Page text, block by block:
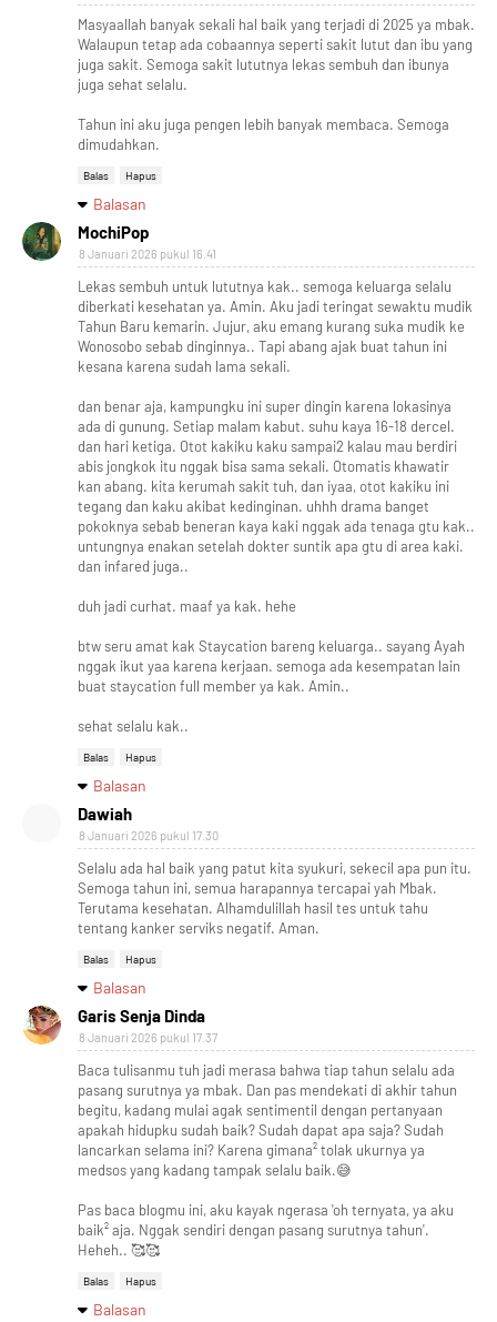
Masyaallah banyak sekali hal baik yang terjadi di 2025 ya mbak.
Walaupun tetap ada cobaannya seperti sakit lutut dan ibu yang
juga sakit. Semoga sakit lututnya lekas sembuh dan ibunya
juga sehat selalu.
Tahun ini aku juga pengen lebih banyak membaca. Semoga
dimudahkan.
Balas Hapus
Balasan
MochiPop
8 Januari 2026 pukul 16.41
Lekas sembuh untuk lututnya kak.. semoga keluarga selalu
diberkati kesehatan ya. Amin. Aku jadi teringat sewaktu mudik
Tahun Baru kemarin. Jujur, aku emang kurang suka mudik ke
Wonosobo sebab dinginnya.. Tapi abang ajak buat tahun ini
kesana karena sudah lama sekali.
dan benar aja, kampungku ini super dingin karena lokasinya
ada di gunung. Setiap malam kabut. suhu kaya 16-18 dercel.
dan hari ketiga. Otot kakiku kaku sampai2 kalau mau berdiri
abis jongkok itu nggak bisa sama sekali. Otomatis khawatir
kan abang. kita kerumah sakit tuh, dan iyaa, otot kakiku ini
tegang dan kaku akibat kedinginan. uhhh drama banget
pokoknya sebab beneran kaya kaki nggak ada tenaga gtu kak..
untungnya enakan setelah dokter suntik apa gtu di area kaki.
dan infared juga..
duh jadi curhat. maaf ya kak. hehe
btw seru amat kak Staycation bareng keluarga.. sayang Ayah
nggak ikut yaa karena kerjaan. semoga ada kesempatan lain
buat staycation full member ya kak. Amin..
sehat selalu kak..
Balas Hapus
Balasan
Dawiah
8 Januari 2026 pukul 17.30
Selalu ada hal baik yang patut kita syukuri, sekecil apa pun itu.
Semoga tahun ini, semua harapannya tercapai yah Mbak.
Terutama kesehatan. Alhamdulillah hasil tes untuk tahu
tentang kanker serviks negatif. Aman.
Balas Hapus
Balasan
Garis Senja Dinda
8 Januari 2026 pukul 17.37
Baca tulisanmu tuh jadi merasa bahwa tiap tahun selalu ada
pasang surutnya ya mbak. Dan pas mendekati di akhir tahun
begitu, kadang mulai agak sentimentil dengan pertanyaan
apakah hidupku sudah baik? Sudah dapat apa saja? Sudah
lancarkan selama ini? Karena gimana² tolak ukurnya ya
medsos yang kadang tampak selalu baik.😅
Pas baca blogmu ini, aku kayak ngerasa 'oh ternyata, ya aku
baik² aja. Nggak sendiri dengan pasang surutnya tahun'.
Heheh.. 🥰🥰
Balas Hapus
Balasan